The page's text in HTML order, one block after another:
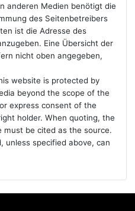
anderen Medien benötigt die
des Seitenbetreibers
ist die Adresse des
Eine Übersicht der
nicht oben angegeben,
website is protected by
beyond the scope of the
express consent of the
holder. When quoting, the
be cited as the source.
unless specified above, can